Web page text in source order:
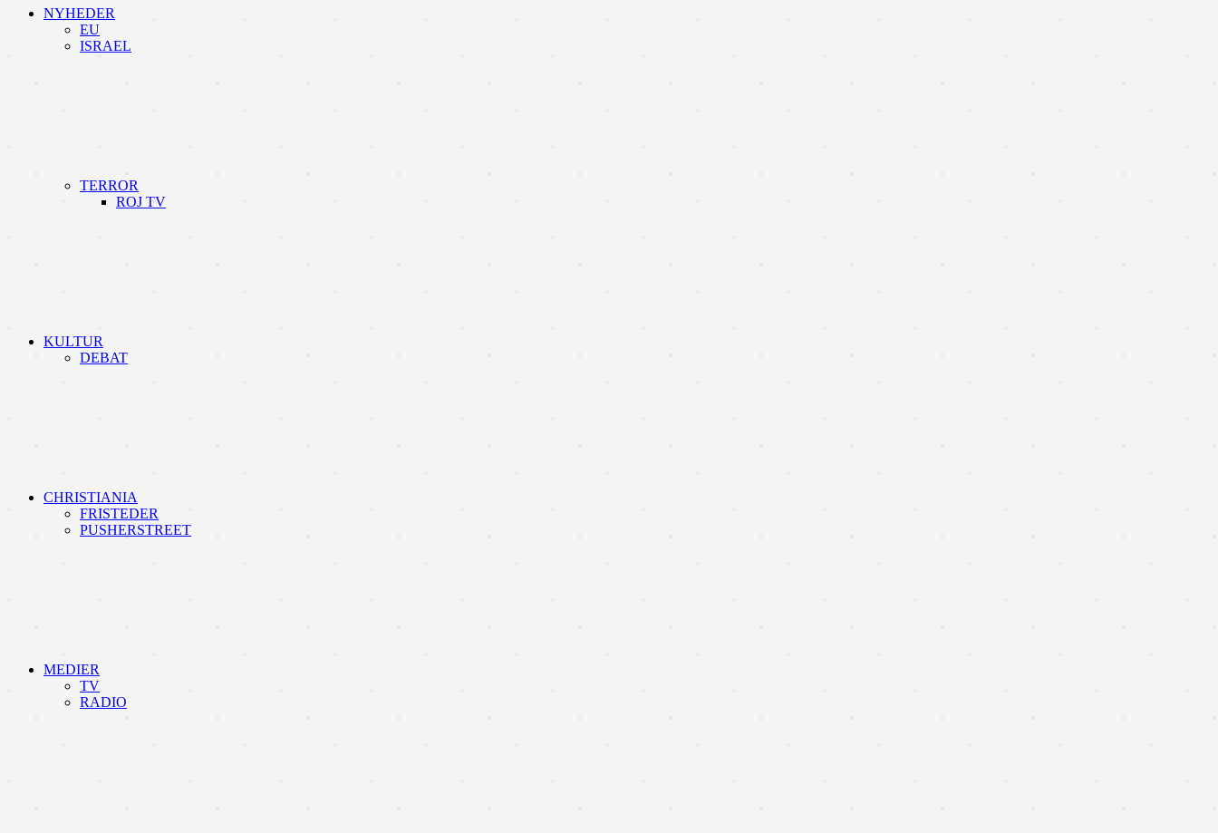
NYHEDER
EU
ISRAEL
TERROR
ROJ TV
KULTUR
DEBAT
CHRISTIANIA
FRISTEDER
PUSHERSTREET
MEDIER
TV
RADIO